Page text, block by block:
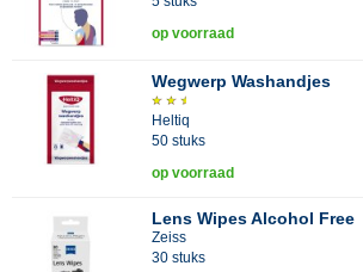
op voorraad
Wegwerp Washandjes
Heltiq
50 stuks
op voorraad
Lens Wipes Alcohol Free
Zeiss
30 stuks